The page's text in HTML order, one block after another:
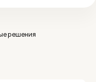
решения